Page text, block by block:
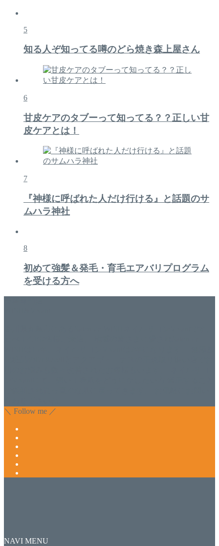
5
知る人ぞ知ってる噂のどら焼き森上屋さん
6
甘皮ケアのタブーって知ってる？？正しい甘
皮ケアとは！
7
『神様に呼ばれた人だけ行ける』と話題のサ
ムハラ神社
8
初めて強髪＆発毛・育毛エアバリプログラム
を受ける方へ
＼ Follow me ／
NAVI MENU